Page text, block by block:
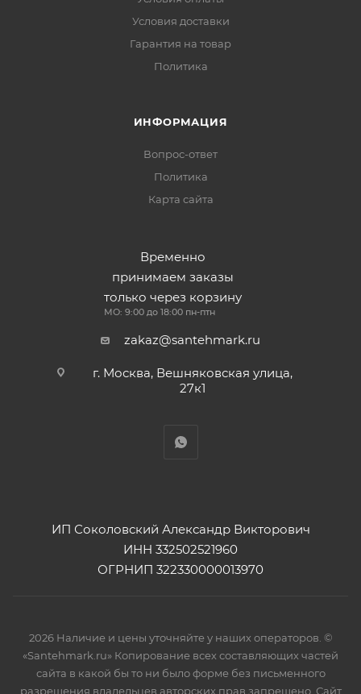
Условия доставки
Гарантия на товар
Политика
ИНФОРМАЦИЯ
Вопрос-ответ
Политика
Карта сайта
Временно
принимаем заказы
только через корзину
МО: 9:00 до 18:00 пн-птн
zakaz@santehmark.ru
г. Москва, Вешняковская улица,
27к1
ИП Соколовский Александр Викторович
ИНН 332502521960
ОГРНИП 322330000013970
2026 Наличие и цены уточняйте у наших операторов. ©
«Santehmark.ru» Копирование всех составляющих частей
сайта в какой бы то ни было форме без письменного
разрешения владельцев авторских прав запрещено. Сайт